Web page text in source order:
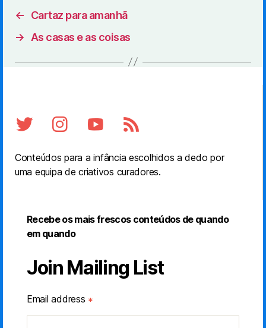
←
Cartaz para amanhã
→
As casas e as coisas
Conteúdos para a infância escolhidos a dedo por
uma equipa de criativos curadores.
Recebe os mais frescos conteúdos de quando
em quando
Join Mailing List
Email address *